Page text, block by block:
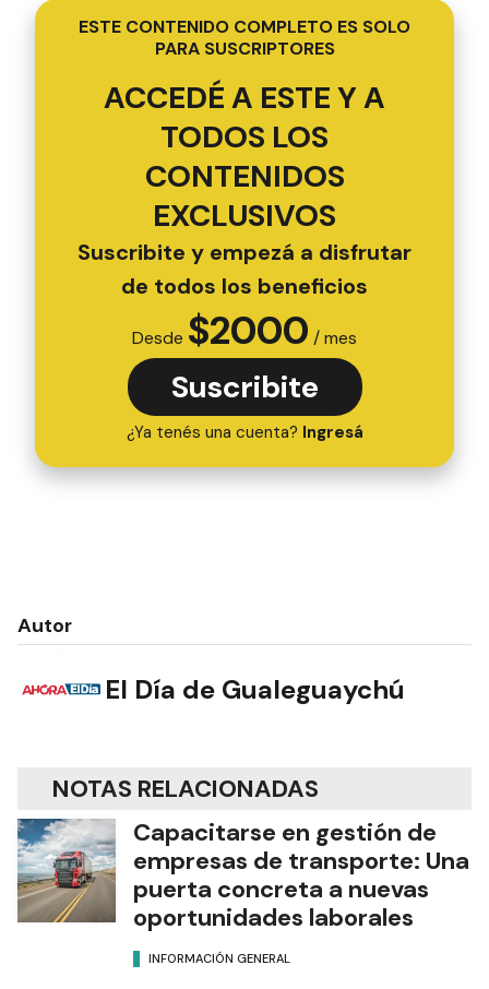
ESTE CONTENIDO COMPLETO ES SOLO
PARA SUSCRIPTORES
ACCEDÉ A ESTE Y A
TODOS LOS
CONTENIDOS
EXCLUSIVOS
Suscribite y empezá a disfrutar
de todos los beneficios
Desde $2000 / mes
Suscribite
¿Ya tenés una cuenta? Ingresá
Autor
El Día de Gualeguaychú
NOTAS RELACIONADAS
Capacitarse en gestión de
empresas de transporte: Una
puerta concreta a nuevas
oportunidades laborales
INFORMACIÓN GENERAL